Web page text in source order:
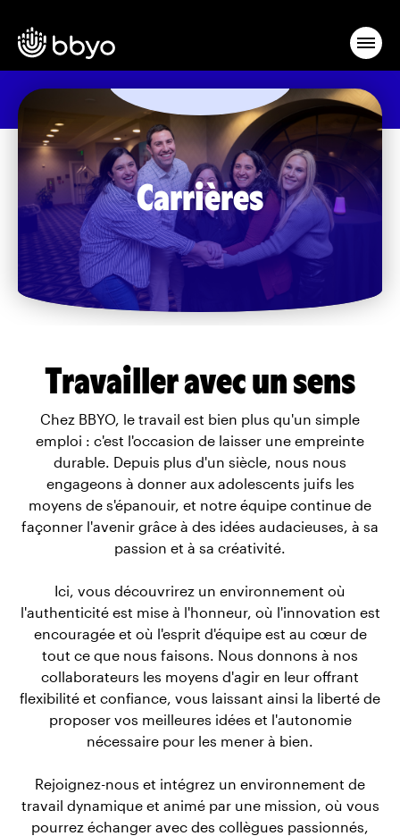
Carrières
Travailler avec un sens
Chez BBYO, le travail est bien plus qu'un simple
emploi : c'est l'occasion de laisser une empreinte
durable. Depuis plus d'un siècle, nous nous
engageons à donner aux adolescents juifs les
moyens de s'épanouir, et notre équipe continue de
façonner l'avenir grâce à des idées audacieuses, à sa
passion et à sa créativité.
Ici, vous découvrirez un environnement où
l'authenticité est mise à l'honneur, où l'innovation est
encouragée et où l'esprit d'équipe est au cœur de
tout ce que nous faisons. Nous donnons à nos
collaborateurs les moyens d'agir en leur offrant
flexibilité et confiance, vous laissant ainsi la liberté de
proposer vos meilleures idées et l'autonomie
nécessaire pour les mener à bien.
Rejoignez-nous et intégrez un environnement de
travail dynamique et animé par une mission, où vous
pourrez échanger avec des collègues passionnés,